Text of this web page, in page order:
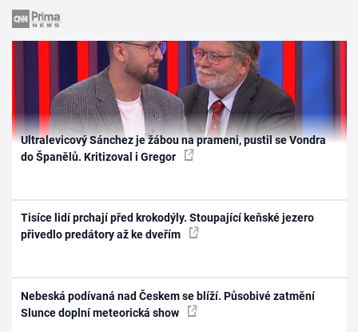
Ultralevicový Sánchez je žábou na prameni, pustil se Vondra
do Španělů. Kritizoval i Gregor
Tisíce lidí prchají před krokodýly. Stoupající keňské jezero
přivedlo predátory až ke dveřím
Nebeská podívaná nad Českem se blíží. Působivé zatmění
Slunce doplní meteorická show